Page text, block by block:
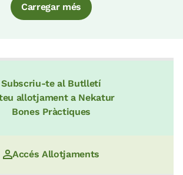
Carregar més
Subscriu-te al Butlletí
allotjament a Nekatur
Bones Pràctiques
Accés Allotjaments